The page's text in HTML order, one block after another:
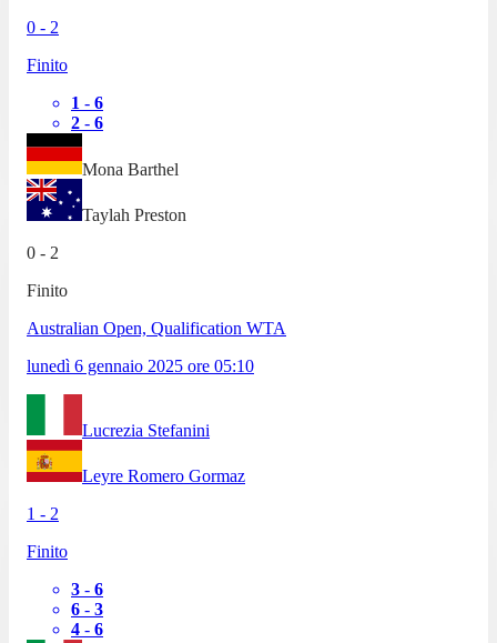
0 - 2
Finito
1 - 6
2 - 6
Mona Barthel
Taylah Preston
0 - 2
Finito
Australian Open, Qualification WTA
lunedì 6 gennaio 2025 ore 05:10
Lucrezia Stefanini
Leyre Romero Gormaz
1 - 2
Finito
3 - 6
6 - 3
4 - 6